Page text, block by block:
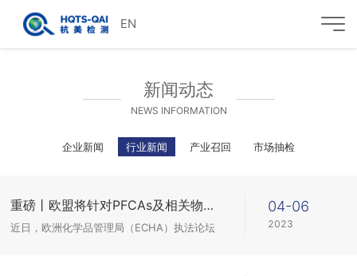
EN
新闻动态
NEWS INFORMATION
企业新闻 行业新闻 产业召回 市场抽检
重磅丨欧盟将针对PFCAs及相关物质开展专项执法行动
近日，欧洲化学品管理局（ECHA）执法论坛
04-06
2023